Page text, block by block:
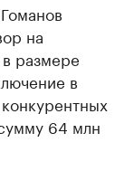
на
размере
в
64 млн